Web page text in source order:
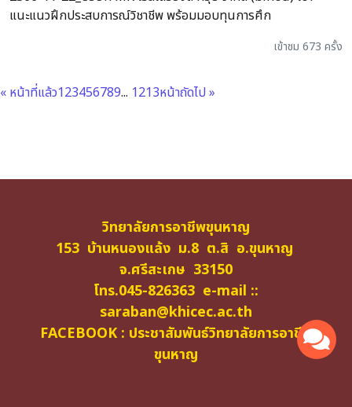
แนะแนวฝึกประสบการณ์วิชาชีพ พร้อมมอบทุนการศึก
เข้าชม 673 ครั้ง
« หน้าที่แล้ว123456789... 1213หน้าถัดไป »
วิทยาลัยการอาชีพขุนหาญ
153 บ้านหนองแล้ง ม.8 ต.สิ อ.ขุนหาญ
จ.ศรีสะเกษ 33150
โทร.045-826363 e-mail ::
saraban@khicec.ac.th
FACEBOOK : ประชาสัมพันธ์วิทยาลัยการอาชีพ
ขุนหาญ